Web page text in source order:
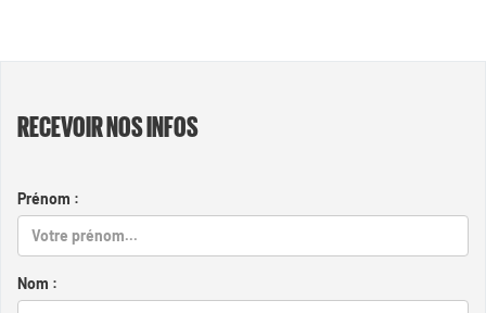
RECEVOIR NOS INFOS
Prénom :
Nom :